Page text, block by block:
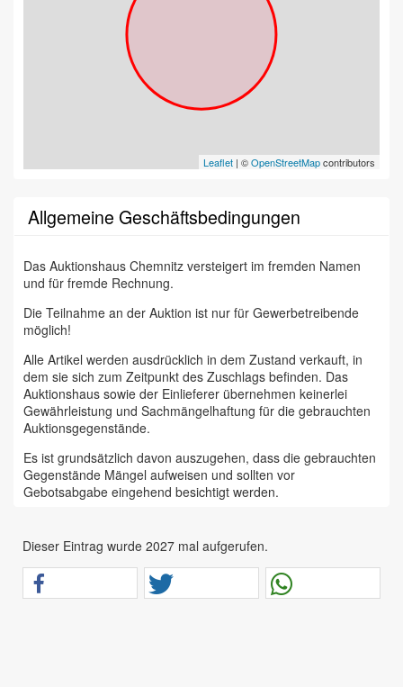
Leaflet | ©OpenStreetMapcontributors
Allgemeine Geschäftsbedingungen
Das Auktionshaus Chemnitz versteigert im fremden Namen
und für fremde Rechnung.
Die Teilnahme an der Auktion ist nur für Gewerbetreibende
möglich!
Alle Artikel werden ausdrücklich in dem Zustand verkauft, in
dem sie sich zum Zeitpunkt des Zuschlags befinden. Das
Auktionshaus sowie der Einlieferer übernehmen keinerlei
Gewährleistung und Sachmängelhaftung für die gebrauchten
Auktionsgegenstände.
Es ist grundsätzlich davon auszugehen, dass die gebrauchten
Gegenstände Mängel aufweisen und sollten vor
Gebotsabgabe eingehend besichtigt werden.
dass sämtliche zum Verkauf stehende Artikel ungeprüft sind.
Bei allen zum Verkauf stehenden Fahrzeugen und Maschinen
ist davon auszugehen, dass diese bereits einen nicht
unerheblichen Vorschaden erlitten haben.
Dieser Eintrag wurde 2027 mal aufgerufen.